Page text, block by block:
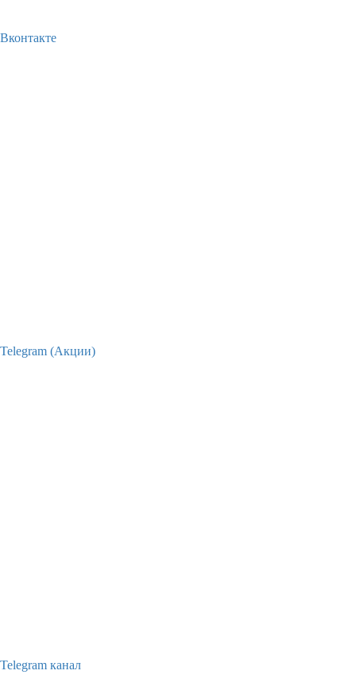
Вконтакте
Telegram (Акции)
Telegram канал